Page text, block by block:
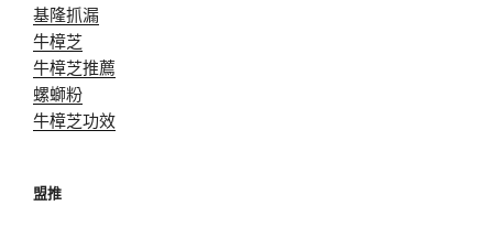
基隆抓漏
牛樟芝
牛樟芝推薦
螺螄粉
牛樟芝功效
盟推